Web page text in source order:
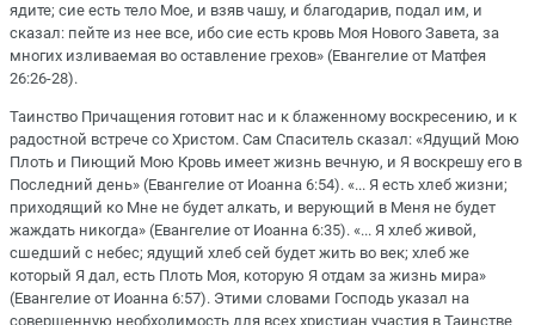
ядите; сие есть тело Мое, и взяв чашу, и благодарив, подал им, и
сказал: пейте из нее все, ибо сие есть кровь Моя Нового Завета, за
многих изливаемая во оставление грехов» (Евангелие от Матфея
26:26-28).
Таинство Причащения готовит нас и к блаженному воскресению, и к
радостной встрече со Христом. Сам Спаситель сказал: «Ядущий Мою
Плоть и Пиющий Мою Кровь имеет жизнь вечную, и Я воскрешу его в
Последний день» (Евангелие от Иоанна 6:54). «... Я есть хлеб жизни;
приходящий ко Мне не будет алкать, и верующий в Меня не будет
жаждать никогда» (Евангелие от Иоанна 6:35). «... Я хлеб живой,
сшедший с небес; ядущий хлеб сей будет жить во век; хлеб же
который Я дал, есть Плоть Моя, которую Я отдам за жизнь мира»
(Евангелие от Иоанна 6:57). Этими словами Господь указал на
совершенную необходимость для всех христиан участия в Таинстве